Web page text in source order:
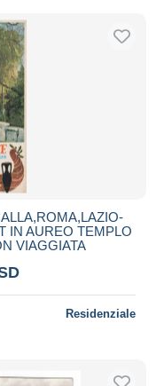
IN AUREO TEMPLO
VIAGGIATA
Residenziale